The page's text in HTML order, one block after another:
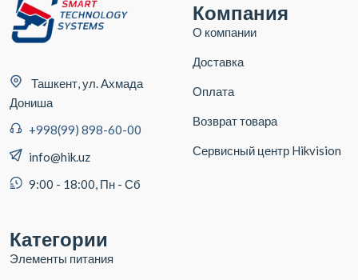
Ташкент, ул. Ахмада
Дониша
+998(99) 898-60-00
info@hik.uz
9:00 - 18:00, Пн - Сб
Компания
О компании
Доставка
Оплата
Возврат товара
Сервисный центр Hikvision
Категории
Элементы питания